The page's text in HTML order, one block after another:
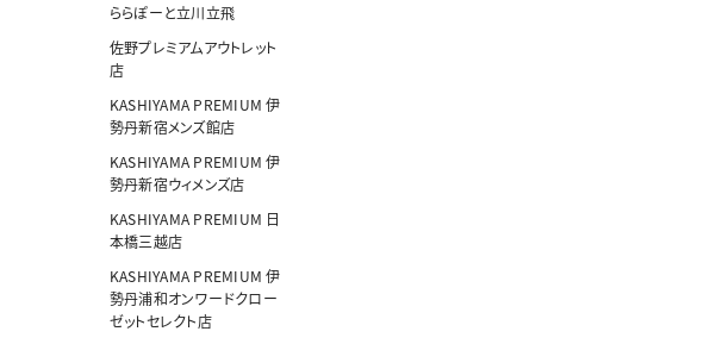
ららぽーと立川立飛
佐野プレミアムアウトレット
店
KASHIYAMA PREMIUM 伊
勢丹新宿メンズ館店
KASHIYAMA PREMIUM 伊
勢丹新宿ウィメンズ店
KASHIYAMA PREMIUM 日
本橋三越店
KASHIYAMA PREMIUM 伊
勢丹浦和オンワードクロー
ゼットセレクト店